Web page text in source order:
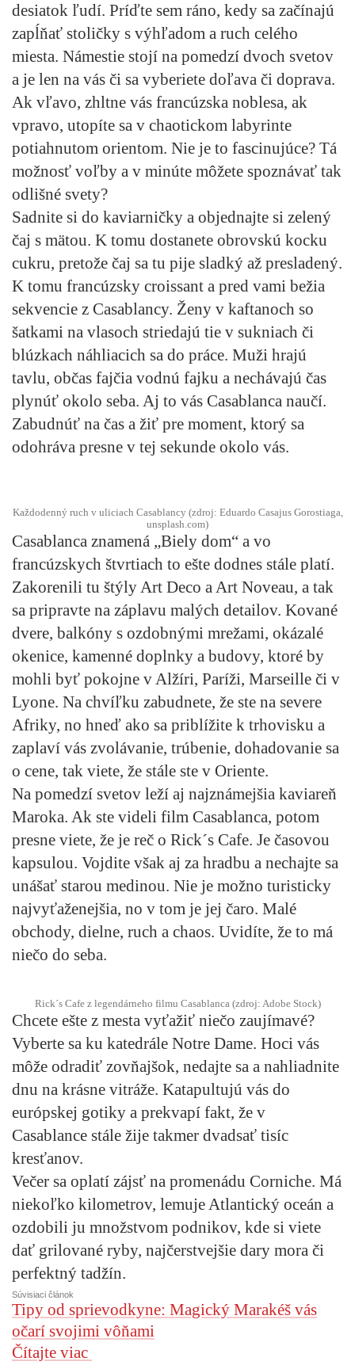
desiatok ľudí. Príďte sem ráno, kedy sa začínajú
zapĺňať stoličky s výhľadom a ruch celého
miesta. Námestie stojí na pomedzí dvoch svetov
a je len na vás či sa vyberiete doľava či doprava.
Ak vľavo, zhltne vás francúzska noblesa, ak
vpravo, utopíte sa v chaotickom labyrinte
potiahnutom orientom. Nie je to fascinujúce? Tá
možnosť voľby a v minúte môžete spoznávať tak
odlišné svety?
Sadnite si do kaviarničky a objednajte si zelený
čaj s mätou. K tomu dostanete obrovskú kocku
cukru, pretože čaj sa tu pije sladký až presladený.
K tomu francúzsky croissant a pred vami bežia
sekvencie z Casablancy. Ženy v kaftanoch so
šatkami na vlasoch striedajú tie v sukniach či
blúzkach náhliacich sa do práce. Muži hrajú
tavlu, občas fajčia vodnú fajku a nechávajú čas
plynúť okolo seba. Aj to vás Casablanca naučí.
Zabudnúť na čas a žiť pre moment, ktorý sa
odohráva presne v tej sekunde okolo vás.
Každodenný ruch v uliciach Casablancy (zdroj: Eduardo Casajus Gorostiaga,
unsplash.com)
Casablanca znamená „Biely dom“ a vo
francúzskych štvrtiach to ešte dodnes stále platí.
Zakorenili tu štýly Art Deco a Art Noveau, a tak
sa pripravte na záplavu malých detailov. Kované
dvere, balkóny s ozdobnými mrežami, okázalé
okenice, kamenné doplnky a budovy, ktoré by
mohli byť pokojne v Alžíri, Paríži, Marseille či v
Lyone. Na chvíľku zabudnete, že ste na severe
Afriky, no hneď ako sa priblížite k trhovisku a
zaplaví vás zvolávanie, trúbenie, dohadovanie sa
o cene, tak viete, že stále ste v Oriente.
Na pomedzí svetov leží aj najznámejšia kaviareň
Maroka. Ak ste videli film Casablanca, potom
presne viete, že je reč o Rick´s Cafe. Je časovou
kapsulou. Vojdite však aj za hradbu a nechajte sa
unášať starou medinou. Nie je možno turisticky
najvyťaženejšia, no v tom je jej čaro. Malé
obchody, dielne, ruch a chaos. Uvidíte, že to má
niečo do seba.
Rick´s Cafe z legendárneho filmu Casablanca (zdroj: Adobe Stock)
Chcete ešte z mesta vyťažiť niečo zaujímavé?
Vyberte sa ku katedrále Notre Dame. Hoci vás
môže odradiť zovňajšok, nedajte sa a nahliadnite
dnu na krásne vitráže. Katapultujú vás do
európskej gotiky a prekvapí fakt, že v
Casablance stále žije takmer dvadsať tisíc
kresťanov.
Večer sa oplatí zájsť na promenádu Corniche. Má
niekoľko kilometrov, lemuje Atlantický oceán a
ozdobili ju množstvom podnikov, kde si viete
dať grilované ryby, najčerstvejšie dary mora či
perfektný tadžín.
Súvisiaci článok
Tipy od sprievodkyne: Magický Marakéš vás
očarí svojimi vôňami
Čítajte viac